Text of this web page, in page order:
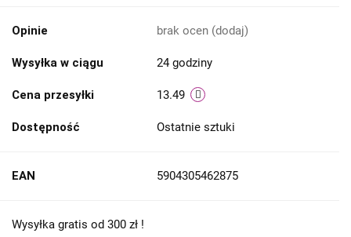
Opinie brak ocen (dodaj)
Wysyłka w ciągu 24 godziny
Cena przesyłki 13.49
Dostępność Ostatnie sztuki
EAN 5904305462875
Wysyłka gratis od 300 zł !